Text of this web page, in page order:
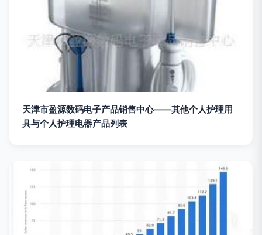
天津市盈源数码电子产品销售中心——其他个人护理用
具与个人护理电器产品列表